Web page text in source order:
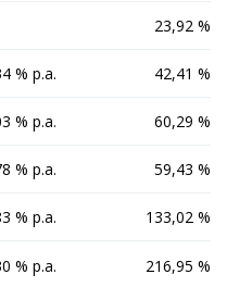
23,92 %
% p.a. 42,41 %
% p.a. 60,29 %
% p.a. 59,43 %
% p.a.
133,02 %
% p.a. 216,95 %